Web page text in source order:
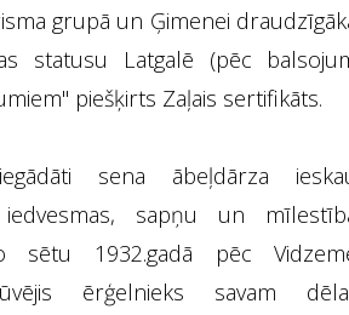
grupā un Ģimenei
statusu Latgalē (pēc
piešķirts Zaļais sertifikāts.
sena ābeļdārza
sapņu un
sētu 1932.gadā pēc
ērģelnieks savam